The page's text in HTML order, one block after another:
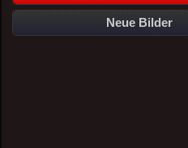
Neue Bilder